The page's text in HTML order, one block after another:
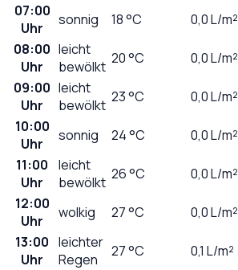
07:00
Uhr
sonnig 18°C 0,0L/m²
08:00
Uhr
leicht
bewölkt 20°C 0,0L/m²
09:00
Uhr
leicht
bewölkt 23°C 0,0L/m²
10:00
Uhr
sonnig 24°C 0,0L/m²
11:00
Uhr
leicht
bewölkt 26°C 0,0L/m²
12:00
Uhr
wolkig 27°C 0,0L/m²
13:00
Uhr
leichter
Regen
27°C 0,1 L/m²